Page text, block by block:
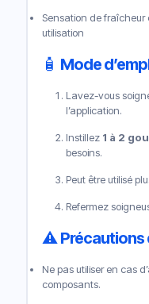
Sensation de fraîcheur
utilisation
🧴 Mode
Lavez-vous
l’application.
Instillez 1 à 2
besoins.
Peut être utilisé
Refermez
⚠️Précautions
Ne pas utiliser en cas
composants.